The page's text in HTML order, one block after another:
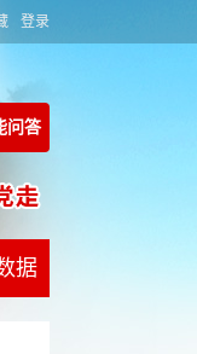
登录
问答
据